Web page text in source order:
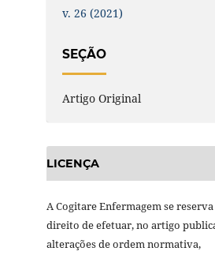
v. 26 (2021)
SEÇÃO
Artigo Original
LICENÇA
A Cogitare Enfermagem se
direito de efetuar, no artigo
alterações de ordem normativa,